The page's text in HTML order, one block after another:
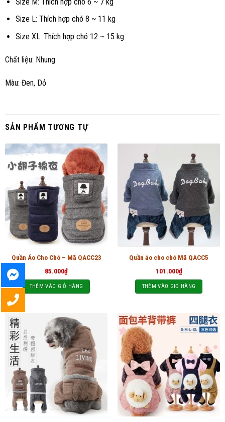
Size L: Thích hợp chó 8 ~ 11 kg
Size XL: Thích hợp chó 12 ~ 15 kg
Chất liệu: Nhung
Màu: Đen, Dỏ
SẢN PHẨM TƯƠNG TỰ
Quần Áo Cho Chó – Mã QACC23
85.000₫
THÊM VÀO GIỎ HÀNG
Quần áo cho chó Mã QACC5
101.000₫
THÊM VÀO GIỎ HÀNG